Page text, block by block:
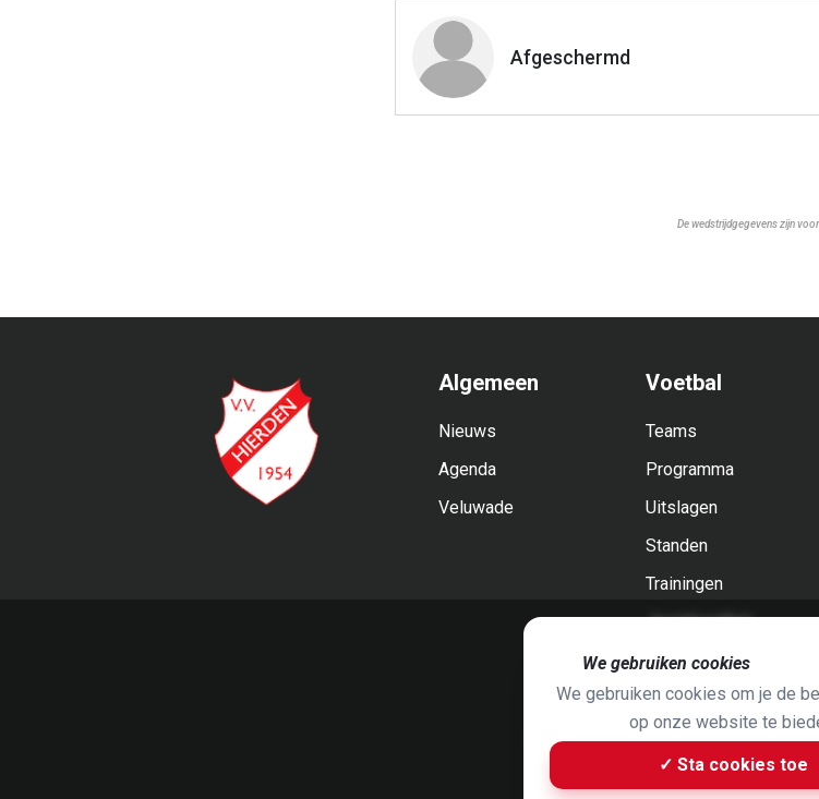
Afgeschermd
De wedstrijdgegevens zijn
Algemeen
Nieuws
Agenda
Veluwade
Voetbal
Teams
Programma
Uitslagen
Standen
Trainingen
Jeugdvoetbal
Foto's doorJaap Hop&
Built byBluey B.V.& Jelle
We gebruiken cookies
We gebruiken cookies om je de
op onze website te
✓ Sta cookies toe